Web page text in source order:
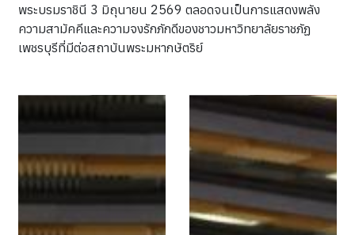
พระบรมราชินี 3 มิถุนายน 2569 ตลอดจนเป็นการแสดงพลัง
ความสามัคคีและความจงรักภักดีของชาวมหาวิทยาลัยราชภัฏ
เพชรบุรีที่มีต่อสถาบันพระมหากษัตริย์